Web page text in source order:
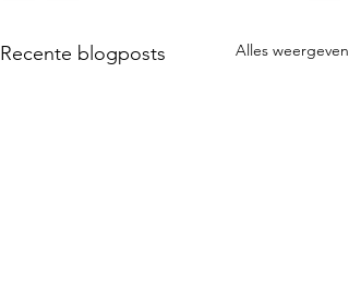
Recente blogposts Alles weergeven